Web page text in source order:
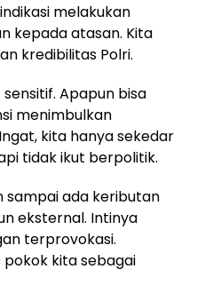
melakukan
kepada atasan. Kita
kredibilitas Polri.
Apapun bisa
menimbulkan
kita hanya sekedar
tidak ikut berpolitik.
sampai ada keributan
eksternal. Intinya
terprovokasi.
kita sebagai